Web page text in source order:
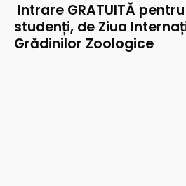
Intrare GRATUITĂ
studenți, de Ziua
Grădinilor Zoologice